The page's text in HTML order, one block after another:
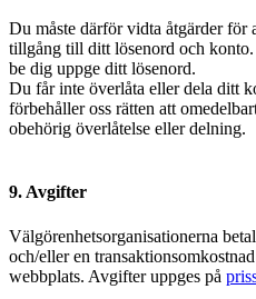
Du måste därför vidta åtgärder för
tillgång till ditt lösenord och
be dig uppge ditt lösenord.
Du får inte överlåta eller dela ditt
förbehåller oss rätten att
obehörig överlåtelse eller delning.
9. Avgifter
Välgörenhetsorganisationerna
och/eller en
webbplats. Avgifter uppges på